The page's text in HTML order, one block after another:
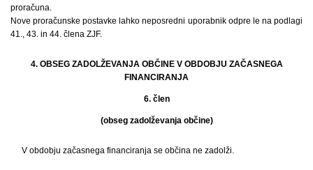
proračuna.
Nove proračunske postavke lahko neposredni uporabnik odpre le na podlagi
41., 43. in 44. člena ZJF.
4. OBSEG ZADOLŽEVANJA OBČINE V OBDOBJU ZAČASNEGA
FINANCIRANJA
6. člen
(obseg zadolževanja občine)
V obdobju začasnega financiranja se občina ne zadolži.